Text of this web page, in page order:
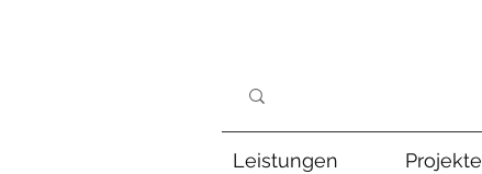
Leistungen Projekte